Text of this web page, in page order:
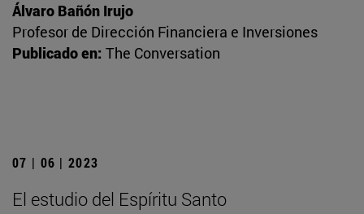
Álvaro Bañón Irujo
Profesor de Dirección Financiera e Inversiones
Publicado en: The Conversation
07 | 06 | 2023
El estudio del Espíritu Santo